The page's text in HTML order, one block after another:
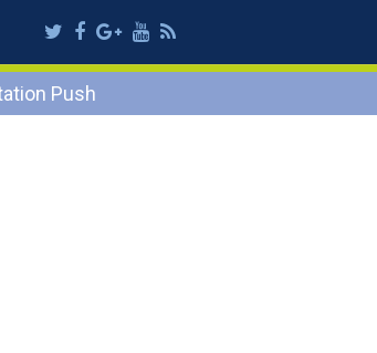
Twitter
Facebook
Google
Plus
Youtube
RSS
Push